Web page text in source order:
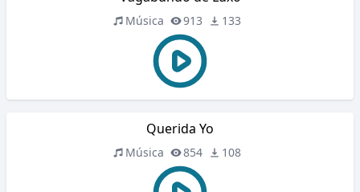
Música 913 133
Querida Yo
Música 854 108